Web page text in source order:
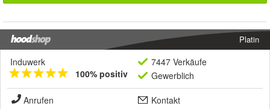
Platin
Induwerk
100% positiv
7447 Verkäufe
Gewerblich
Anrufen
Kontakt